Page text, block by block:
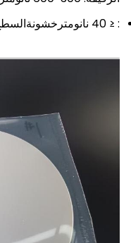
: ≤ 40 نانومتر
خشونة